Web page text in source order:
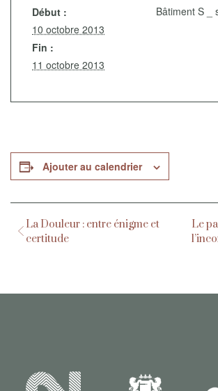
Début :
10 octobre 2013
Fin :
11 octobre 2013
Bâtiment S _
Ajouter au calendrier
La Douleur : entre énigme et
certitude
Le